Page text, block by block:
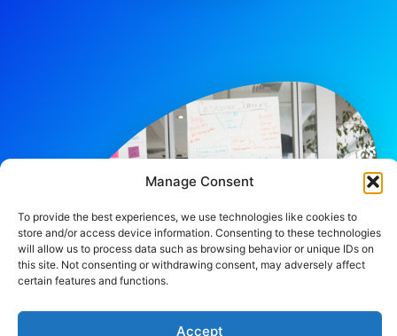
Manage Consent
To provide the best experiences, we use technologies like cookies to
store and/or access device information. Consenting to these technologies
will allow us to process data such as browsing behavior or unique IDs on
this site. Not consenting or withdrawing consent, may adversely affect
certain features and functions.
Accept